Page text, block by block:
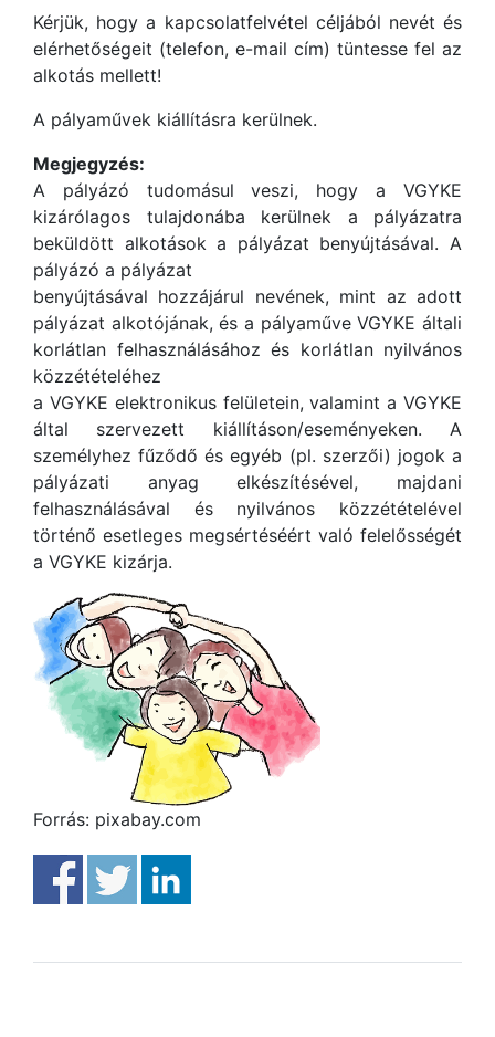
Kérjük, hogy a kapcsolatfelvétel céljából nevét és
elérhetőségeit (telefon, e-mail cím) tüntesse fel az
alkotás mellett!
A pályaművek kiállításra kerülnek.
Megjegyzés:
A pályázó tudomásul veszi, hogy a VGYKE
kizárólagos tulajdonába kerülnek a pályázatra
beküldött alkotások a pályázat benyújtásával. A
pályázó a pályázat
benyújtásával hozzájárul nevének, mint az adott
pályázat alkotójának, és a pályaműve VGYKE általi
korlátlan felhasználásához és korlátlan nyilvános
közzétételéhez
a VGYKE elektronikus felületein, valamint a VGYKE
által szervezett kiállításon/eseményeken. A
személyhez fűződő és egyéb (pl. szerzői) jogok a
pályázati anyag elkészítésével, majdani
felhasználásával és nyilvános közzétételével
történő esetleges megsértéséért való felelősségét
a VGYKE kizárja.
Forrás: pixabay.com